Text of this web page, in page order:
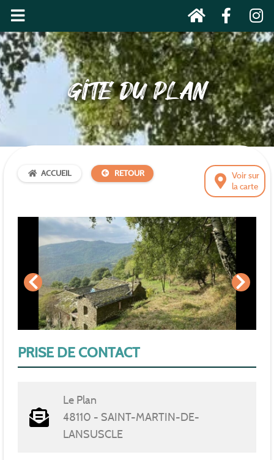
GÎTE DU PLAN
Voir sur
la carte
ACCUEIL RETOUR
PRISE DE CONTACT
Le Plan
48110 - SAINT-MARTIN-DE-
LANSUSCLE